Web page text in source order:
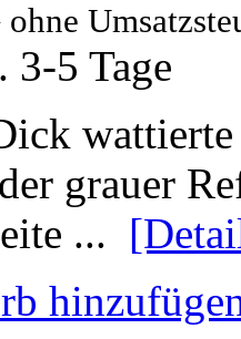
3-5 Tage
grauer
...